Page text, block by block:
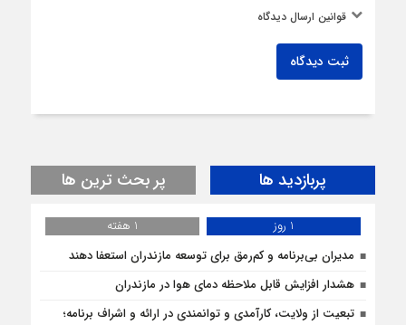
قوانین ارسال دیدگاه
ثبت دیدگاه
پربازدید ها پر بحث ترین ها
1 روز
1 هفته
مدیران بی‌برنامه و کم‌رمق برای توسعه مازندران استعفا دهند
هشدار افزایش قابل ملاحظه دمای هوا در مازندران
تبعیت از ولایت، کارآمدی و توانمندی در ارائه و اشراف برنامه؛